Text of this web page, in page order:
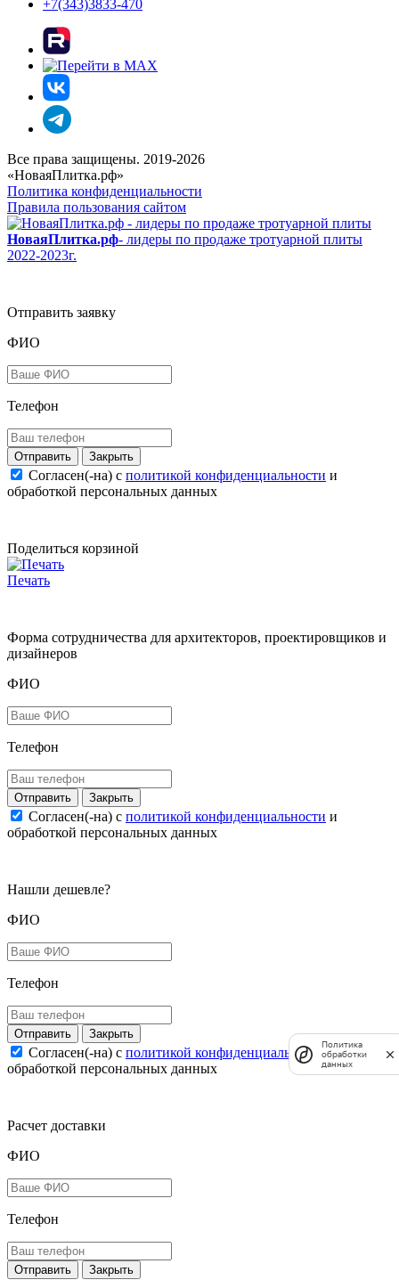
+7(343)3833-470
Все права защищены. 2019-2026
«НоваяПлитка.рф»
Политика конфиденциальности
Правила пользования сайтом
НоваяПлитка.рф- лидеры по продаже тротуарной плиты
2022-2023г.
Отправить заявку
ФИО
Телефон
Закрыть
Согласен(-на) c политикой конфиденциальности и
обработкой персональных данных
Поделиться корзиной
Печать
Форма сотрудничества для архитекторов, проектировщиков и
дизайнеров
ФИО
Телефон
Закрыть
Согласен(-на) c политикой конфиденциальности и
обработкой персональных данных
Нашли дешевле?
ФИО
Телефон
Закрыть
Согласен(-на) c политикой конфиденциальностии
обработкой персональных данных
Расчет доставки
ФИО
Телефон
Закрыть
Политика
обработки
данных